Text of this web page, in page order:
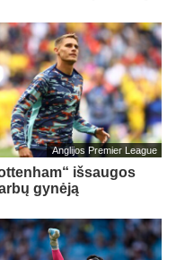
Anglijos Premier League
išsaugos
gynėją